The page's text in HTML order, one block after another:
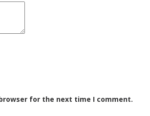
for the next time I comment.